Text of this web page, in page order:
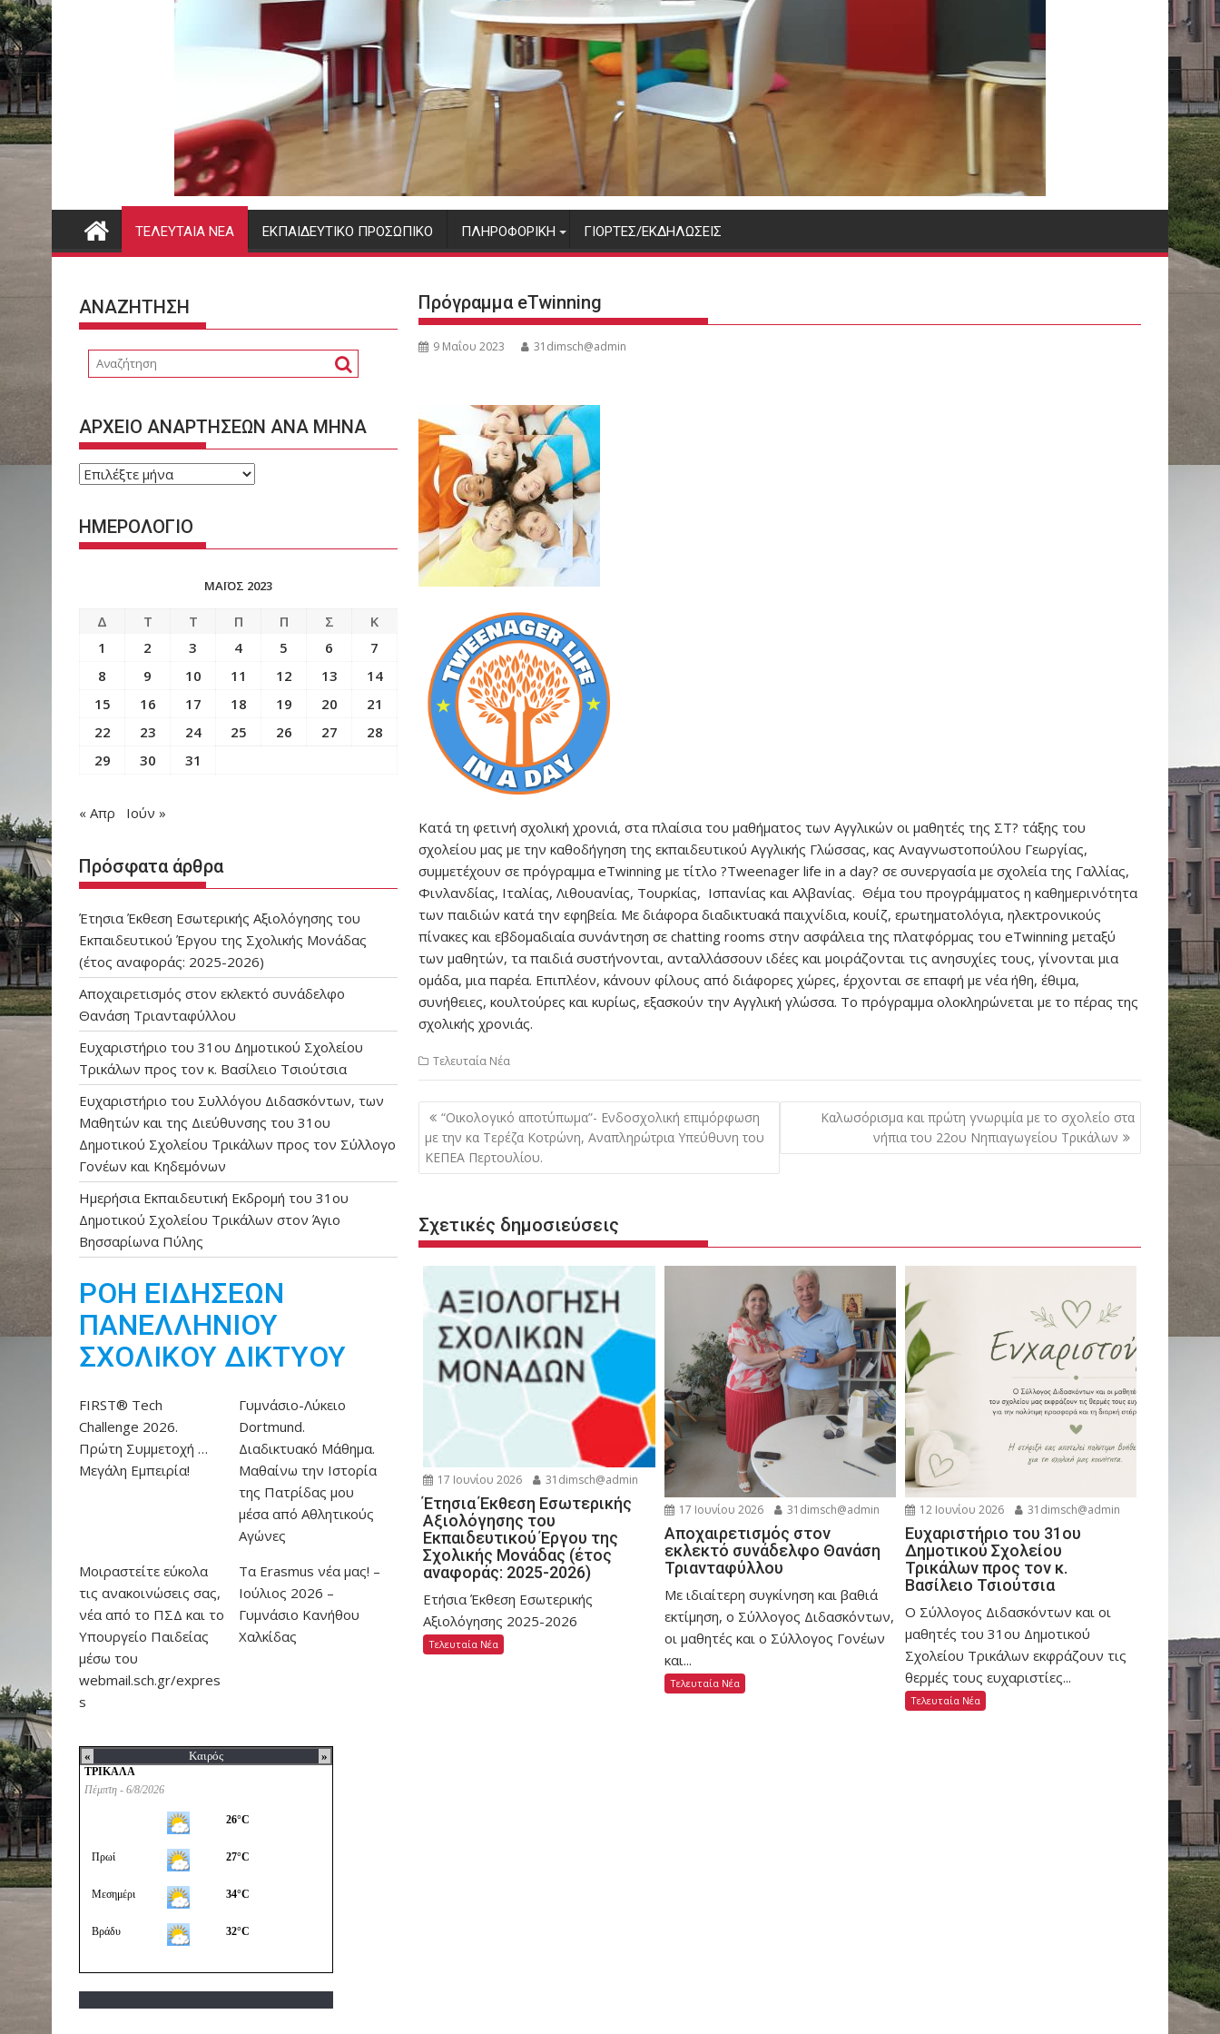
ΤΕΛΕΥΤΑΊΑ ΝΈΑ ΕΚΠΑΙΔΕΥΤΙΚΌ ΠΡΟΣΩΠΙΚΌ ΠΛΗΡΟΦΟΡΙΚΉ ΓΙΟΡΤΈΣ/ΕΚΔΗΛΏΣΕΙΣ
Πρόγραμμα eTwinning
9 Μαΐου 2023 31dimsch@admin
Κατά τη φετινή σχολική χρονιά, στα πλαίσια του μαθήματος των Αγγλικών οι μαθητές της ΣΤ? τάξης του
σχολείου μας με την καθοδήγηση της εκπαιδευτικού Αγγλικής Γλώσσας, κας Αναγνωστοπούλου Γεωργίας,
συμμετέχουν σε πρόγραμμα eTwinning με τίτλο ?Tweenager life in a day? σε συνεργασία με σχολεία της Γαλλίας,
Φινλανδίας, Ιταλίας, Λιθουανίας, Τουρκίας, Ισπανίας και Αλβανίας. Θέμα του προγράμματος η καθημερινότητα
των παιδιών κατά την εφηβεία. Με διάφορα διαδικτυακά παιχνίδια, κουίζ, ερωτηματολόγια, ηλεκτρονικούς
πίνακες και εβδομαδιαία συνάντηση σε chatting rooms στην ασφάλεια της πλατφόρμας του eTwinning μεταξύ
των μαθητών, τα παιδιά συστήνονται, ανταλλάσσουν ιδέες και μοιράζονται τις ανησυχίες τους, γίνονται μια
ομάδα, μια παρέα. Επιπλέον, κάνουν φίλους από διάφορες χώρες, έρχονται σε επαφή με νέα ήθη, έθιμα,
συνήθειες, κουλτούρες και κυρίως, εξασκούν την Αγγλική γλώσσα. Το πρόγραμμα ολοκληρώνεται με το πέρας της
σχολικής χρονιάς.
Τελευταία Νέα
Πλοήγηση
άρθρων
“Οικολογικό αποτύπωμα”- Ενδοσχολική επιμόρφωση
με την κα Τερέζα Κοτρώνη, Αναπληρώτρια Υπεύθυνη του
ΚΕΠΕΑ Περτουλίου.
Καλωσόρισμα και πρώτη γνωριμία με το σχολείο στα
νήπια του 22ου Νηπιαγωγείου Τρικάλων
Σχετικές δημοσιεύσεις
17 Ιουνίου 2026 31dimsch@admin
Έτησια Έκθεση Εσωτερικής
Αξιολόγησης του
Εκπαιδευτικού Έργου της
Σχολικής Μονάδας (έτος
αναφοράς: 2025-2026)
Ετήσια Έκθεση Εσωτερικής
Αξιολόγησης 2025-2026
Τελευταία Νέα
17 Ιουνίου 2026 31dimsch@admin
Αποχαιρετισμός στον
εκλεκτό συνάδελφο Θανάση
Τριανταφύλλου
Με ιδιαίτερη συγκίνηση και βαθιά
εκτίμηση, ο Σύλλογος Διδασκόντων,
οι μαθητές και ο Σύλλογος Γονέων
και...
Τελευταία Νέα
12 Ιουνίου 2026 31dimsch@admin
Ευχαριστήριο του 31ου
Δημοτικού Σχολείου
Τρικάλων προς τον κ.
Βασίλειο Τσιούτσια
Ο Σύλλογος Διδασκόντων και οι
μαθητές του 31ου Δημοτικού
Σχολείου Τρικάλων εκφράζουν τις
θερμές τους ευχαριστίες...
Τελευταία Νέα
ΑΝΑΖΗΤΗΣΗ
ΑΡΧΕΙΟ ΑΝΑΡΤΗΣΕΩΝ ΑΝΑ ΜΗΝΑ
ΑΡΧΕΙΟ
ΑΝΑ
ΜΗΝΑ
ΗΜΕΡΟΛΟΓΙΟ
ΜΆΙΟΣ 2023
Δ Τ Τ Π Π Σ
Κ
1
2 3 4 5 6
7
8
9 10 11 12 13
14
15
16 17 18 19 20
21
22
23 24 25 26 27
28
29
30 31
« Απρ Ιούν »
Πρόσφατα άρθρα
Έτησια Έκθεση Εσωτερικής Αξιολόγησης του
Εκπαιδευτικού Έργου της Σχολικής Μονάδας
(έτος αναφοράς: 2025-2026)
Αποχαιρετισμός στον εκλεκτό συνάδελφο
Θανάση Τριανταφύλλου
Ευχαριστήριο του 31ου Δημοτικού Σχολείου
Τρικάλων προς τον κ. Βασίλειο Τσιούτσια
Ευχαριστήριο του Συλλόγου Διδασκόντων, των
Μαθητών και της Διεύθυνσης του 31ου
Δημοτικού Σχολείου Τρικάλων προς τον Σύλλογο
Γονέων και Κηδεμόνων
Ημερήσια Εκπαιδευτική Εκδρομή του 31ου
Δημοτικού Σχολείου Τρικάλων στον Άγιο
Βησσαρίωνα Πύλης
ΡΟΗ ΕΙΔΗΣΕΩΝ
ΠΑΝΕΛΛΗΝΙΟΥ
ΣΧΟΛΙΚΟΥ ΔΙΚΤΥΟΥ
FIRST® Tech
Challenge 2026.
Πρώτη Συμμετοχή …
Μεγάλη Εμπειρία!
Γυμνάσιο-Λύκειο
Dortmund.
Διαδικτυακό Μάθημα.
Μαθαίνω την Ιστορία
της Πατρίδας μου
μέσα από Αθλητικούς
Αγώνες
Μοιραστείτε εύκολα
τις ανακοινώσεις σας,
νέα από το ΠΣΔ και το
Υπουργείο Παιδείας
μέσω του
webmail.sch.gr/expres
s
Τα Erasmus νέα μας! –
Ιούλιος 2026 –
Γυμνάσιο Κανήθου
Χαλκίδας